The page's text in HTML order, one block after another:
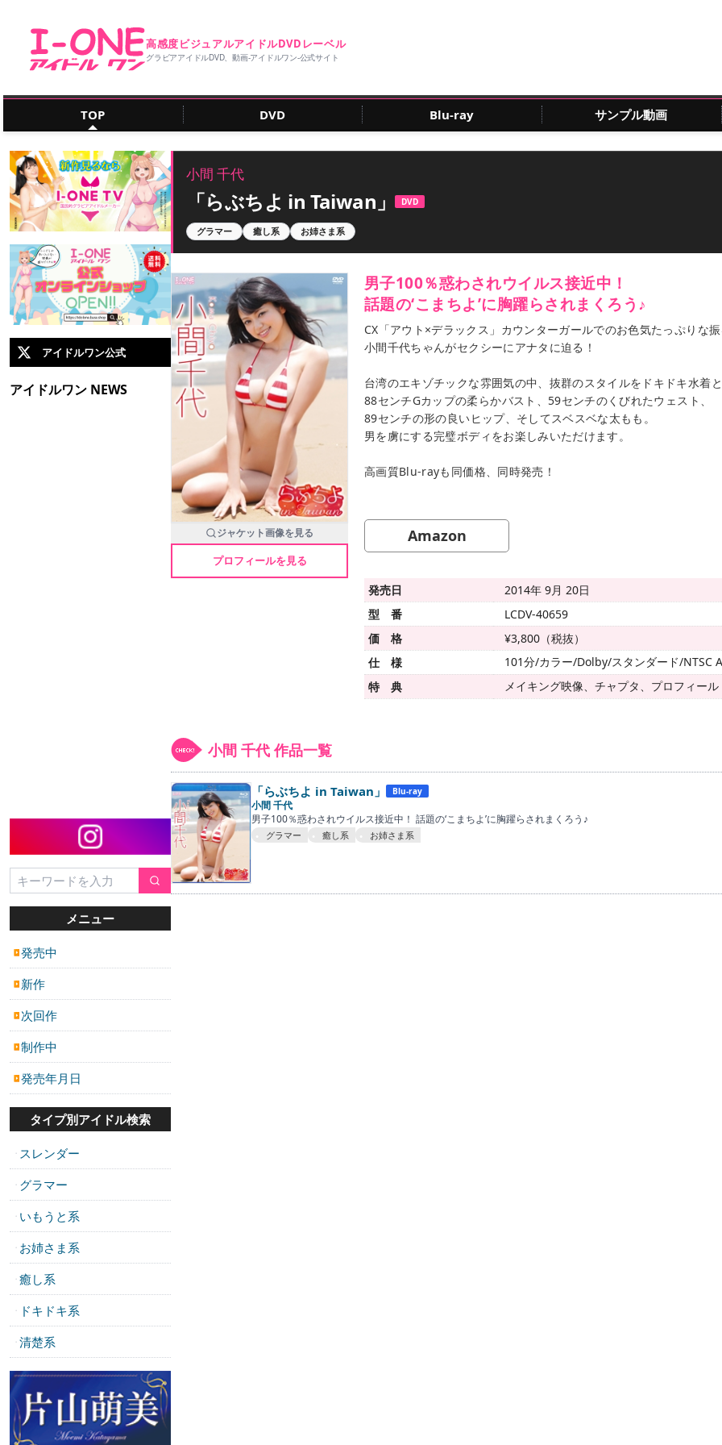
高感度ビジュアルアイドルDVDレーベル
グラビアアイドルDVD、動画‐アイドルワン‐公式サイト
TOP DVD Blu-ray サンプル動画
アイドルワン公式
アイドルワン NEWS
メニュー
▶発売中
▶ 新作
▶ 次回作
▶制作中
▶発売年月日
タイプ別アイドル検索
・ スレンダー
・ グラマー
・ いもうと系
・ お姉さま系
・ 癒し系
・ ドキドキ系
・ 清楚系
小間 千代
「らぶちよ in Taiwan」 DVD
グラマー 癒し系 お姉さま系
ジャケット画像を見る
プロフィールを見る
男子100％惑わされウイルス接近中！
話題の‘こまちよ’に胸躍らされまくろう♪
CX「アウト×デラックス」カウンターガールでのお色気たっぷりな振
小間千代ちゃんがセクシーにアナタに迫る！
台湾のエキゾチックな雰囲気の中、抜群のスタイルをドキドキ水着
88センチGカップの柔らかバスト、59センチのくびれたウェスト、
89センチの形の良いヒップ、そしてスベスベな太もも。
男を虜にする完璧ボディをお楽しみいただけます。
高画質Blu-rayも同価格、同時発売！
Amazon
発売日
2014年 9月 20日
型 番
LCDV-40659
価 格
¥3,800（税抜）
仕 様
101分/カラー/Dolby/スタンダード/NTSC
特 典
メイキング映像、チャプタ、プロフィール
小間 千代 作品一覧
「らぶちよ in Taiwan」 Blu-ray
小間 千代
男子100％惑わされウイルス接近中！ 話題の‘こまちよ’に胸躍らされまくろう♪
グラマー 癒し系 お姉さま系